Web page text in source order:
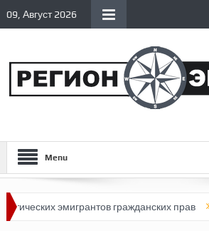
09, Август 2026
Menu
эмигрантов гражданских прав